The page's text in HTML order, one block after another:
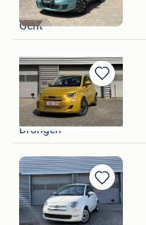
Mijn
Favorieten
Garage Gent Motors
Gent
Bewaren
in
Mijn
Garage Gent Motors
Drongen
Bewaren
in
Mijn
Garage Gent Motors